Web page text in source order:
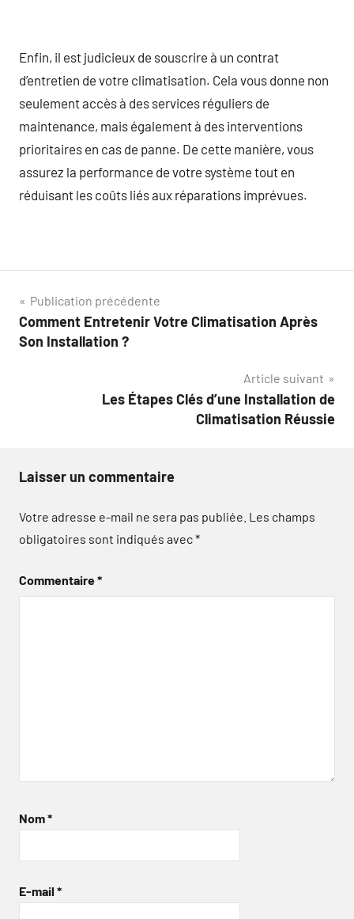
Enfin, il est judicieux de souscrire à un contrat
d’entretien de votre climatisation. Cela vous donne non
seulement accès à des services réguliers de
maintenance, mais également à des interventions
prioritaires en cas de panne. De cette manière, vous
assurez la performance de votre système tout en
réduisant les coûts liés aux réparations imprévues.
Navigation
de
Publication précédente
Comment Entretenir Votre Climatisation Après
Son Installation ?
Article suivant
Les Étapes Clés d’une Installation de
Climatisation Réussie
Laisser un commentaire
Votre adresse e-mail ne sera pas publiée. Les champs
obligatoires sont indiqués avec*
Commentaire*
Nom*
E-mail *